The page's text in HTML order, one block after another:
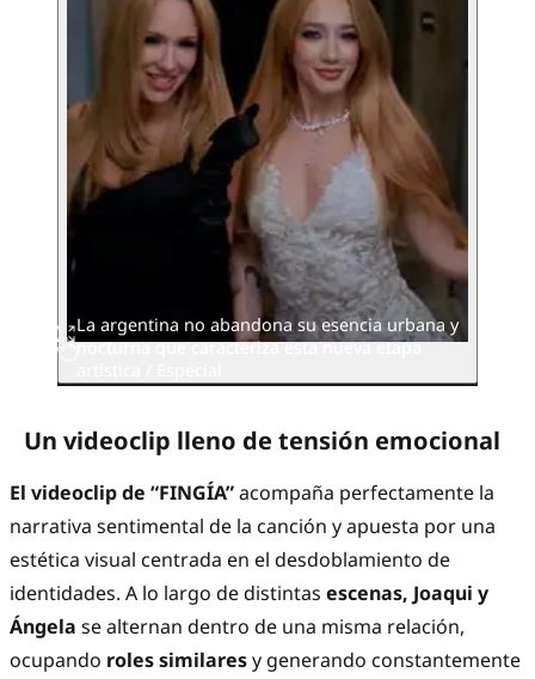
La argentina no abandona su esencia urbana y
nocturna que caracteriza esta nueva etapa
Un videoclip lleno de tensión emocional
El videoclip de “FINGÍA”acompaña perfectamente la
narrativa sentimental de la canción y apuesta por una
estética visual centrada en el desdoblamiento de
identidades. A lo largo de distintas escenas, Joaqui y
Ángela se alternan dentro de una misma relación,
ocupando roles similaresy generando constantemente